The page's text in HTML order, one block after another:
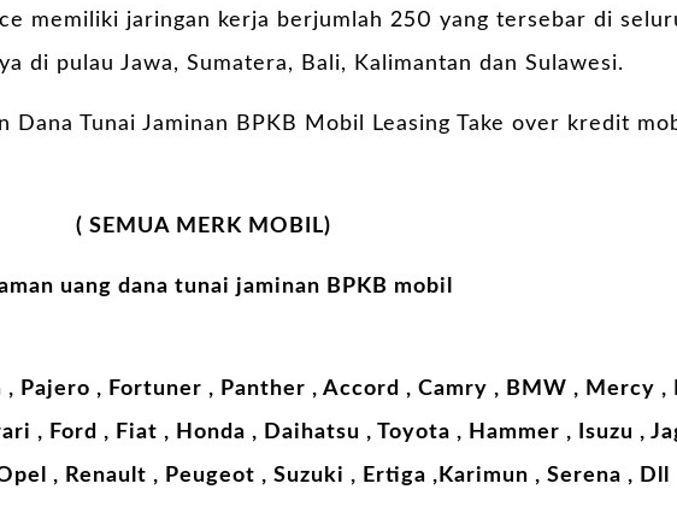
memiliki jaringan kerja berjumlah 250 yang tersebar di
di pulau Jawa, Sumatera, Bali, Kalimantan dan Sulawesi.
Dana Tunai Jaminan BPKB Mobil Leasing Take over kredit
( SEMUA MERK MOBIL)
uang dana tunai jaminan BPKB mobil
, Pajero , Fortuner , Panther , Accord , Camry , BMW , Mercy ,
, Ford , Fiat , Honda , Daihatsu , Toyota , Hammer , Isuzu ,
, Renault , Peugeot , Suzuki , Ertiga ,Karimun , Serena , Dll